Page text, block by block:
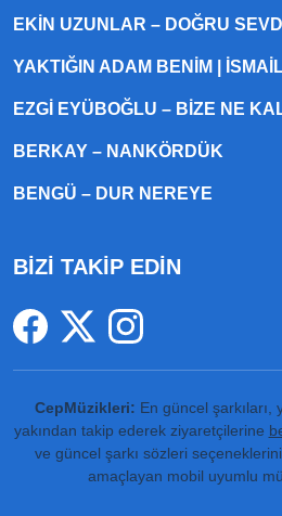
EKIN UZUNLAR – DOĞRU
YAKTIĞIN ADAM BENIM |
EZGI EYÜBOĞLU – BIZE NE
BERKAY – NANKÖRDÜK
BENGÜ – DUR NEREYE
BİZİ TAKİP EDİN
CepMüzikleri: En güncel şarkıları,
yakından takip ederek ziyaretçilerine
ve güncel şarkı sözleri
amaçlayan mobil uyumlu